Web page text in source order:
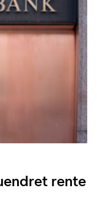
rente